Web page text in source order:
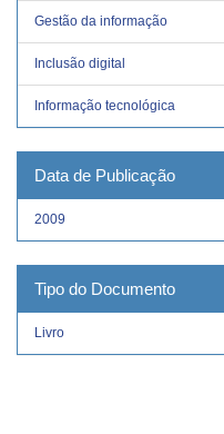
Gestão da informação
Inclusão digital
Informação tecnológica
Data de Publicação
2009
Tipo do Documento
Livro